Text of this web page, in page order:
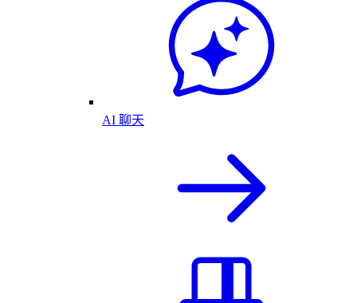
AI 聊天